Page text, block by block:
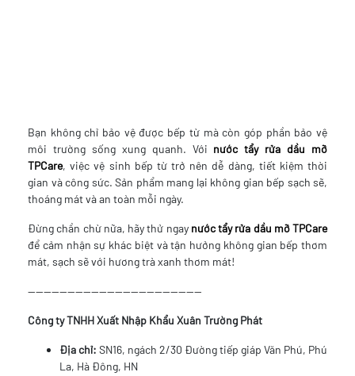
Bạn không chỉ bảo vệ được bếp từ mà còn góp phần bảo vệ
môi trường sống xung quanh. Với nước tẩy rửa dầu mỡ
TPCare, việc vệ sinh bếp từ trở nên dễ dàng, tiết kiệm thời
gian và công sức. Sản phẩm mang lại không gian bếp sạch sẽ,
thoáng mát và an toàn mỗi ngày.
Đừng chần chừ nữa, hãy thử ngay nước tẩy rửa dầu mỡ TPCare
để cảm nhận sự khác biệt và tận hưởng không gian bếp thơm
mát, sạch sẽ với hương trà xanh thơm mát!
--------------------------------------------
Công ty TNHH Xuất Nhập Khẩu Xuân Trường Phát
Địa chỉ: SN16, ngách 2/30 Đường tiếp giáp Văn Phú, Phú
La, Hà Đông, HN